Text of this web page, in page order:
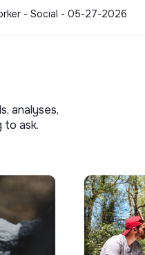
- Social - 05-27-2026
analyses,
to ask.